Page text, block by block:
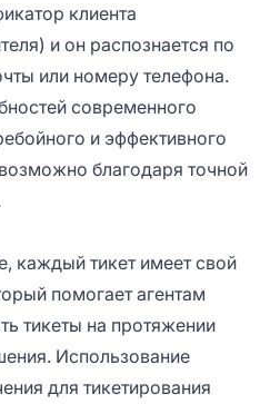
клиента
и он распознается по
или номеру телефона.
современного
и эффективного
благодаря точной
каждый тикет имеет свой
помогает агентам
тикеты на протяжении
Использование
для тикетирования